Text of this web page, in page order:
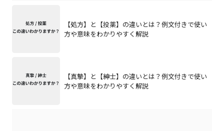
【処方】と【投薬】の違いとは？例文付きで使い
方や意味をわかりやすく解説
【真摯】と【紳士】の違いとは？例文付きで使い
方や意味をわかりやすく解説